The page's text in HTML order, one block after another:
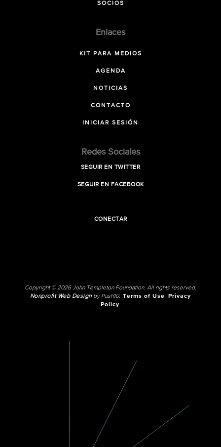
SOCIOS
Enlaces
KIT PARA MEDIOS
AGENDA
NOTICIAS
CONTACTO
INICIAR SESIÓN
Redes Sociales
SEGUIR EN TWITTER
SEGUIR EN FACEBOOK
CONECTAR
Copyright © 2026 John Templeton Foundation. All rights reserved.
Nonprofit Web Designby Push10. Terms of Use
Privacy
Policy